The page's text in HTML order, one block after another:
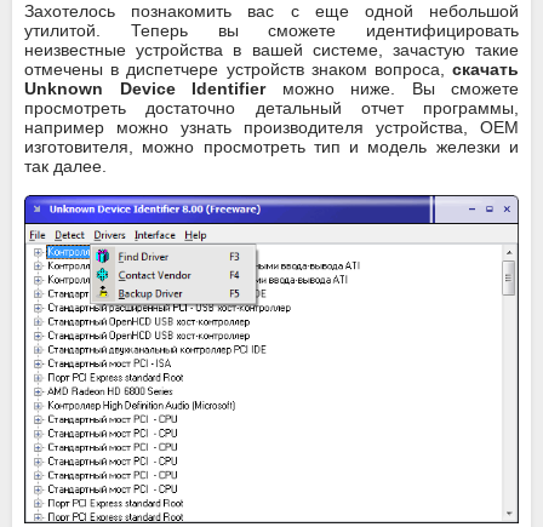
Захотелось познакомить вас с еще одной небольшой
утилитой. Теперь вы сможете идентифицировать
неизвестные устройства в вашей системе, зачастую такие
отмечены в диспетчере устройств знаком вопроса, скачать
Unknown Device Identifierможно ниже. Вы сможете
просмотреть достаточно детальный отчет программы,
например можно узнать производителя устройства, OEM
изготовителя, можно просмотреть тип и модель железки и
так далее.